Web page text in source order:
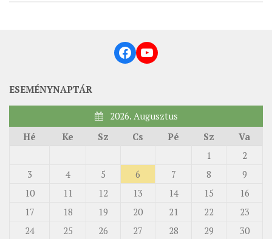
Facebook
YouTube
ESEMÉNYNAPTÁR
2026. Augusztus
Hé
Ke Sz Cs Pé Sz Va
1
2
3
4 5 6 7 8
9
10
11 12 13 14 15
16
17
18 19 20 21 22
23
24
25 26 27 28 29
30